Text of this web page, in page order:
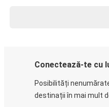
Conectează-te cu
Posibilități
destinații în mai mult